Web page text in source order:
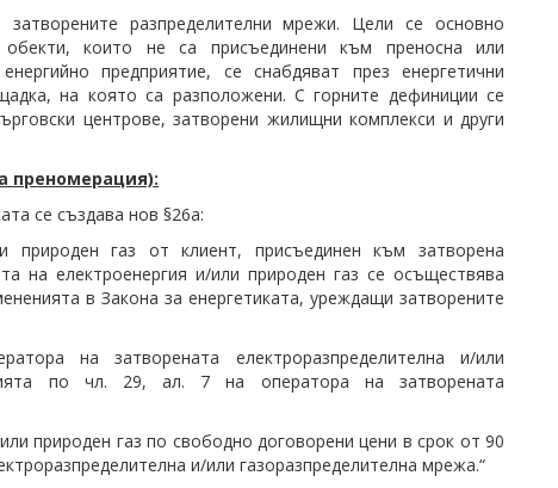
разпределителни мрежи. Цели се основно
които не са присъединени към преносна или
предприятие, се снабдяват през енергетични
на която са разположени. С горните дефиниции се
центрове, затворени жилищни комплекси и други
преномерация):
се създава нов §26а:
природен газ от клиент, присъединен към затворена
на електроенергия и/или природен газ се осъществява
в Закона за енергетиката, уреждащи затворените
на затворената електроразпределителна и/или
по чл. 29, ал. 7 на оператора на затворената
природен газ по свободно договорени цени в срок от 90
и/или газоразпределителна мрежа.“